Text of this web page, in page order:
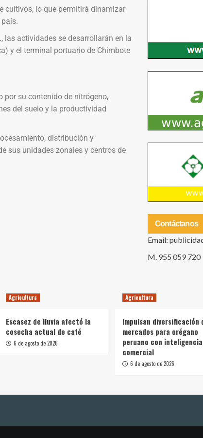
cultivos, lo que permitirá dinamizar
las actividades se desarrollarán en la
y el terminal portuario de Chimbote
por su contenido de nitrógeno,
del suelo y la productividad
distribución y
sus unidades zonales y centros de
Contáctanos
Email:
M. 955 059 720
Agricultura
Escasez de lluvia afectó la
cosecha actual de café
6 de agosto de 2026
Agricultura
Impulsan diversificación
mercados para orégano
peruano con inteligencia
comercial
6 de agosto de 2026